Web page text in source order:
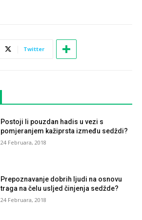
Twitter
Postoji li pouzdan hadis u vezi s
pomjeranjem kažiprsta između sedždi?
24 Februara, 2018
Prepoznavanje dobrih ljudi na osnovu
traga na čelu usljed činjenja sedžde?
24 Februara, 2018